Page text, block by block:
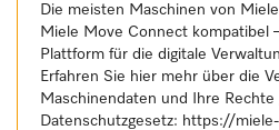
Die meisten Maschinen von
Miele Move Connect kompatibel
Plattform für die digitale
Erfahren Sie hier mehr über die
Maschinendaten und Ihre Rechte
Datenschutzgesetz: https://miele-